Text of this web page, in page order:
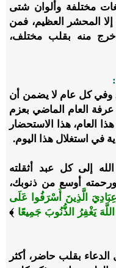
مختلفة وألوان شتى
إلا المحشر العظيم، فمن
منه بقلب مختلف،
وفي كل عام لا يضمن أن
العام الماضي بعزم
العام، هذا الاستحضار
في استغلال هذا اليوم.
إلى كل عبد أثقلته
ورحمته أوسع من ذنوبك،
الَّذِينَ أَسْرَفُوا عَلَى
يَغْفِرُ الذُّنُوبَ جَمِيعًا ﴾
بقلب حاضر، أكثر